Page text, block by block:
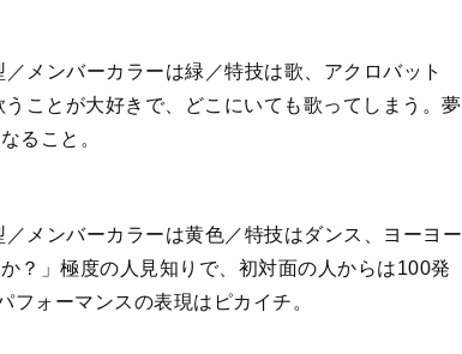
メンバーカラーは緑／特技は歌、アクロバット
うことが大好きで、どこにいても歌ってしまう。夢
ること。
メンバーカラーは黄色／特技はダンス、ヨーヨー
？」極度の人見知りで、初対面の人からは100発
ォーマンスの表現はピカイチ。